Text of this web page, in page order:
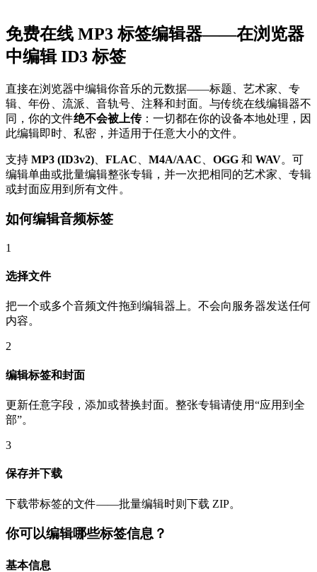
免费在线 MP3 标签编辑器——在浏览器
中编辑 ID3 标签
直接在浏览器中编辑你音乐的元数据——标题、艺术家、专
辑、年份、流派、音轨号、注释和封面。与传统在线编辑器不
同，你的文件绝不会被上传：一切都在你的设备本地处理，因
此编辑即时、私密，并适用于任意大小的文件。
支持 MP3 (ID3v2) FLAC M4A/AAC OGG 和 WAV。可
编辑单曲或批量编辑整张专辑，并一次把相同的艺术家、专辑
或封面应用到所有文件。
如何编辑音频标签
1
选择文件
把一个或多个音频文件拖到编辑器上。不会向服务器发送任何
内容。
2
编辑标签和封面
更新任意字段，添加或替换封面。整张专辑请使用“应用到全
部”。
3
保存并下载
下载带标签的文件——批量编辑时则下载 ZIP。
你可以编辑哪些标签信息？
基本信息